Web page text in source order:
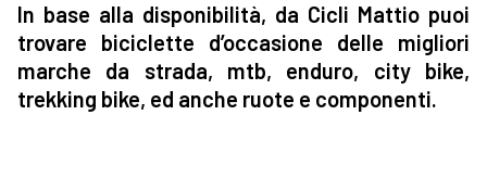
In base alla disponibilità, da Cicli Mattio puoi
trovare biciclette d’occasione delle migliori
marche da strada, mtb, enduro, city bike,
trekking bike, ed anche ruote e componenti.